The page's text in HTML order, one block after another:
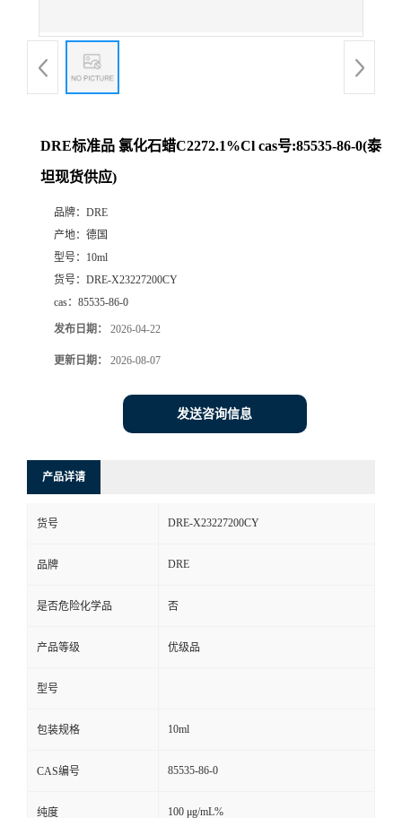
DRE标准品 氯化石蜡C2272.1%Cl cas号:85535-86-0(泰
坦现货供应)
品牌： DRE
产地： 德国
型号： 10ml
货号： DRE-X23227200CY
cas： 85535-86-0
发布日期： 2026-04-22
更新日期： 2026-08-07
发送咨询信息
产品详请
货号 DRE-X23227200CY
品牌 DRE
是否危险化学品 否
产品等级 优级品
型号
包装规格 10ml
CAS编号 85535-86-0
纯度 100 μg/mL%